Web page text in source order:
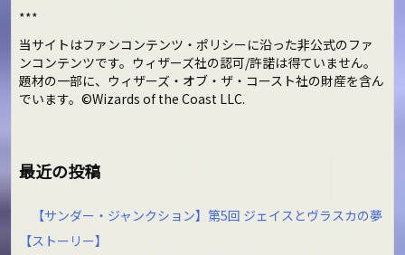
***
当サイトはファンコンテンツ・ポリシーに沿った非公式のファ
ンコンテンツです。ウィザーズ社の認可/許諾は得ていません。
題材の一部に、ウィザーズ・オブ・ザ・コースト社の財産を含ん
でいます。©Wizards of the Coast LLC.
最近の投稿
【サンダー・ジャンクション】第5回 ジェイスとヴラスカの夢
【ストーリー】